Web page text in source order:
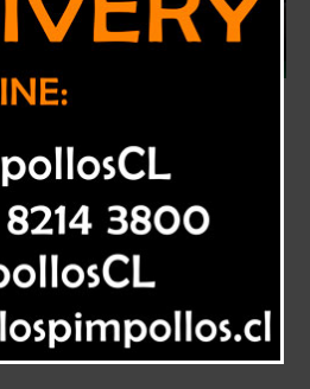
reclusos que habían cortado el
de este martes funcionarios
de Valparaíso se percataron de
las celdas del módulo 112. De inmediato
sorprendiendo a cuatro internos que
una cuerda, un celular y un arma